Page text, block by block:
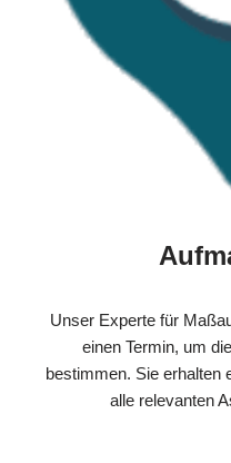
Unser Experte für
einen Termin, um
bestimmen. Sie erhalten
alle relevanten